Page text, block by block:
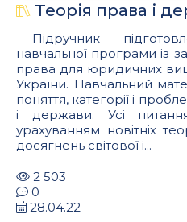
Теорія права і
Підручник
навчальної програми із
права для юридичних
України. Навчальний
поняття, категорії і
і держави. Усі
урахуванням новітніх
досягнень світової і...
2 503
0
28.04.22